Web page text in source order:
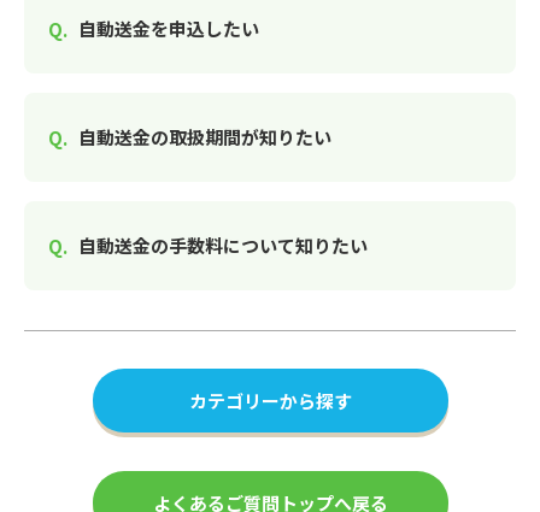
自動送金を申込したい
自動送金の取扱期間が知りたい
自動送金の手数料について知りたい
カテゴリーから探す
よくあるご質問トップへ戻る